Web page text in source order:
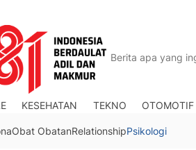
KESEHATAN TEKNO OTOMOTIF
Obat ObatanRelationshipPsikologi